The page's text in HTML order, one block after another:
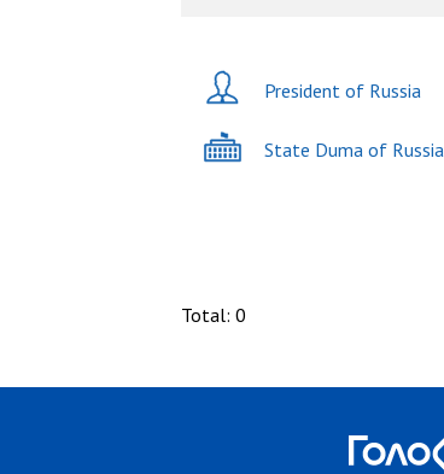
President of Russia
State Duma of Russia
Total: 0